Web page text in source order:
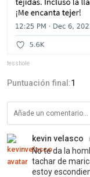
fesshole
Puntuación final:1
kevin velasco
No te da la
tachar de
estoy